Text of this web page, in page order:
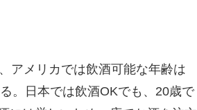
アメリカでは飲酒可能な年齢は
。日本では飲酒OKでも、20歳で